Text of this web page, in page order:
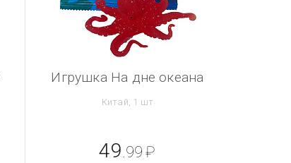
Игрушка На дне океана
Китай, 1 шт
49 .99 ₽